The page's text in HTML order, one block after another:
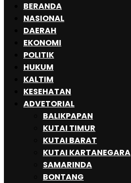
BERANDA
NASIONAL
DAERAH
EKONOMI
POLITIK
HUKUM
KALTIM
KESEHATAN
ADVETORIAL
BALIKPAPAN
KUTAI TIMUR
KUTAI BARAT
KUTAI KARTANEGARA
SAMARINDA
BONTANG